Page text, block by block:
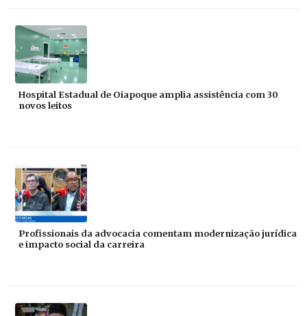
Hospital Estadual de Oiapoque amplia assistência com 30
novos leitos
Profissionais da advocacia comentam modernização jurídica
e impacto social da carreira